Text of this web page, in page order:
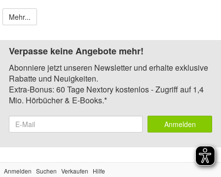
Mehr...
Verpasse keine Angebote mehr!
Abonniere jetzt unseren Newsletter und erhalte exklusive
Rabatte und Neuigkeiten.
Extra-Bonus: 60 Tage Nextory kostenlos - Zugriff auf 1,4
Mio. Hörbücher & E-Books.*
Anmelden
Anmelden Suchen Verkaufen
Hilfe